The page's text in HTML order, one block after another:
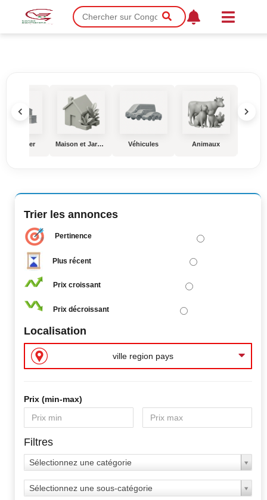
Immobilier Maison et Jardin Véhicules Animaux
Trier les annonces
Pertinence
Plus récent
Prix croissant
Prix décroissant
Localisation
ville region pays
Prix ​​(min-max)
Filtres
Sélectionnez une catégorie
Sélectionnez une sous-catégorie